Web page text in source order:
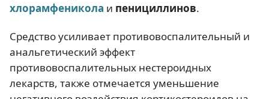
хлорамфеникола и пенициллинов.
Средство усиливает противовоспалительный и
анальгетический эффект
противовоспалительных нестероидных
лекарств, также отмечается уменьшение